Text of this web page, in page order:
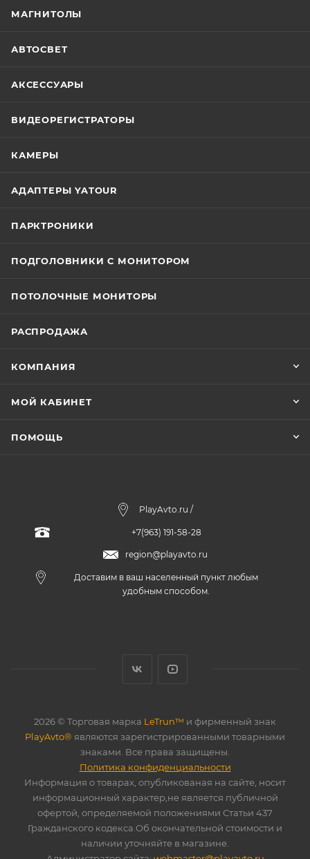
МАГНИТОЛЫ
АВТОСВЕТ
АКСЕССУАРЫ
ВИДЕОРЕГИСТРАТОРЫ
КАМЕРЫ
АДАПТЕРЫ YATOUR
ПАРКТРОНИКИ
ПОДГОЛОВНИКИ С МОНИТОРОМ
ПОТОЛОЧНЫЕ МОНИТОРЫ
РАСПРОДАЖА
КОМПАНИЯ
МОЙ КАБИНЕТ
ПОМОЩЬ
PlayAvto.ru /
+7(963) 191-58-28
region@playavto.ru
Доставим в ваш населенный пункт любым
удобным способом.
2026 © Торговая марка LeTrun™ и фирменный знак
PlayAvto® являются зарегистрированными товарными
знаками. Все права защищены.
Политика конфиденциальности
Информация о товарах, опубликованая на сайте, носит
информационный характер,не является публичной
офертой, определяемой положениями Статьи 437
Гражданского кодекса.Об окончательной стоимости и
наличии уточняйте в магазине.